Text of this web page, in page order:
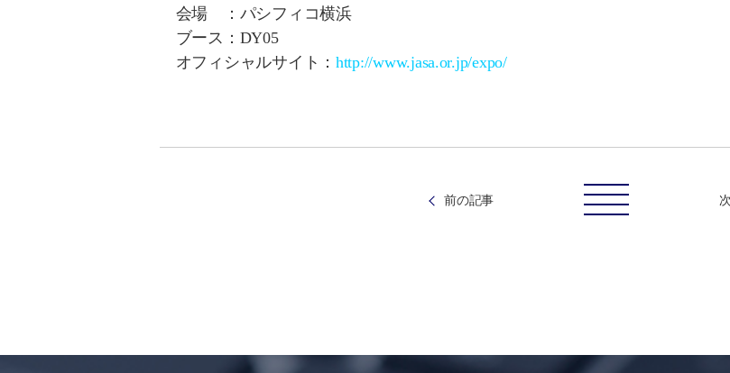
会場 ：パシフィコ横浜
ブース：DY05
オフィシャルサイト：http://www.jasa.or.jp/expo/
前の記事